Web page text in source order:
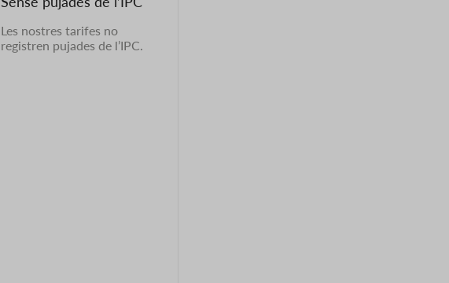
Les nostres tarifes no
registren pujades de l’IPC.